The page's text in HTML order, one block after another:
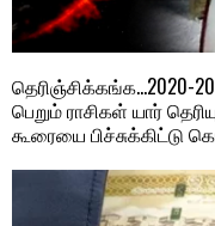
தெரிஞ்சிக்கங்க…2020-
பெறும் ராசிகள் யார்
கூரையை பிச்சுக்கிட்டு